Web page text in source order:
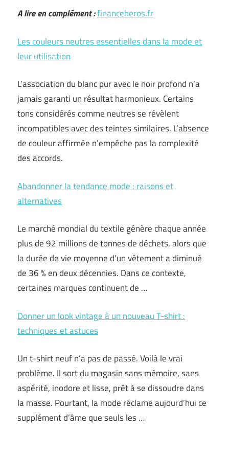
A lire en complément :financeheros.fr
Les couleurs neutres essentielles dans la mode et
leur utilisation
L’association du blanc pur avec le noir profond n’a
jamais garanti un résultat harmonieux. Certains
tons considérés comme neutres se révèlent
incompatibles avec des teintes similaires. L’absence
de couleur affirmée n’empêche pas la complexité
des accords.
Abandonner la tendance mode : raisons et
alternatives
Le marché mondial du textile génère chaque année
plus de 92 millions de tonnes de déchets, alors que
la durée de vie moyenne d’un vêtement a diminué
de 36 % en deux décennies. Dans ce contexte,
certaines marques continuent de …
Donner un look vintage à un nouveau T-shirt :
techniques et astuces
Un t-shirt neuf n’a pas de passé. Voilà le vrai
problème. Il sort du magasin sans mémoire, sans
aspérité, inodore et lisse, prêt à se dissoudre dans
la masse. Pourtant, la mode réclame aujourd’hui ce
supplément d’âme que seuls les …